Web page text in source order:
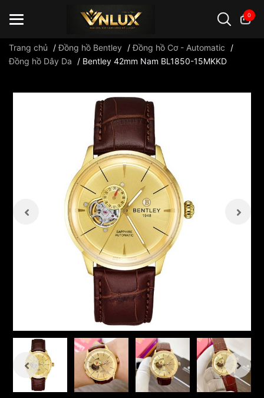
0
Trang chủ /Đồng hồ Bentley /Đồng hồ Cơ - Automatic
/
Đồng hồ Dây Da
/ Bentley 42mm Nam BL1850-15MKKD